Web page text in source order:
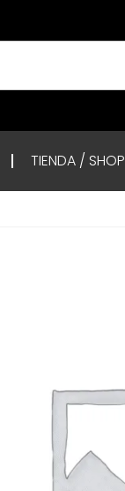
TIENDA / SHOP